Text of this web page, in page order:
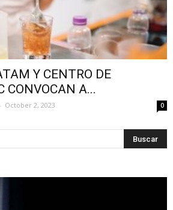
Y CENTRO DE
CONVOCAN A...
- October 2, 2023 0